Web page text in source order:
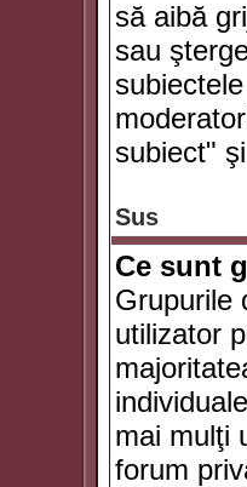
să aibă
sau
subiect"
Sus
Ce sunt
Grupurile
utilizator
mai mulţi
forum